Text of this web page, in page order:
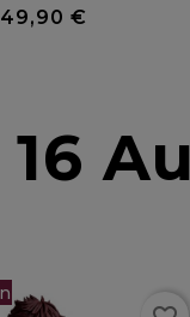
49,90 €
16